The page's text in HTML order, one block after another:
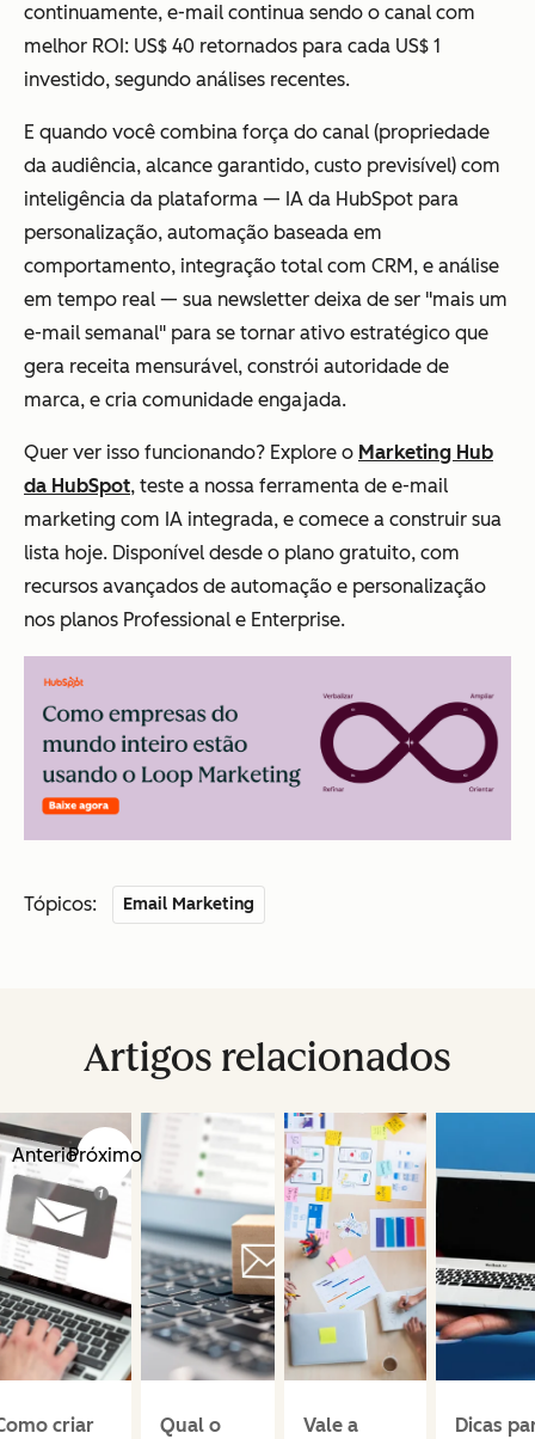
continuamente, e-mail continua sendo o canal com
melhor ROI: US$ 40 retornados para cada US$ 1
investido, segundo análises recentes.
E quando você combina força do canal (propriedade
da audiência, alcance garantido, custo previsível) com
inteligência da plataforma — IA da HubSpot para
personalização, automação baseada em
comportamento, integração total com CRM, e análise
em tempo real — sua newsletter deixa de ser "mais um
e-mail semanal" para se tornar ativo estratégico que
gera receita mensurável, constrói autoridade de
marca, e cria comunidade engajada.
Quer ver isso funcionando? Explore o Marketing Hub
da HubSpot, teste a nossa ferramenta de e-mail
marketing com IA integrada, e comece a construir sua
lista hoje. Disponível desde o plano gratuito, com
recursos avançados de automação e personalização
nos planos Professional e Enterprise.
Tópicos: Email Marketing
Artigos relacionados
AnteriorPróximo
criar
Qual o
Vale a
Dicas